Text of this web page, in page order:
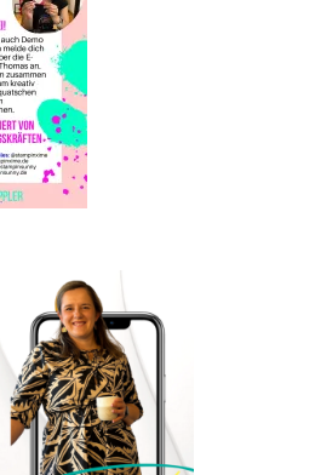
Einsteigen 2025 im Team
Stampin‘ Sunny
23. Januar 2025